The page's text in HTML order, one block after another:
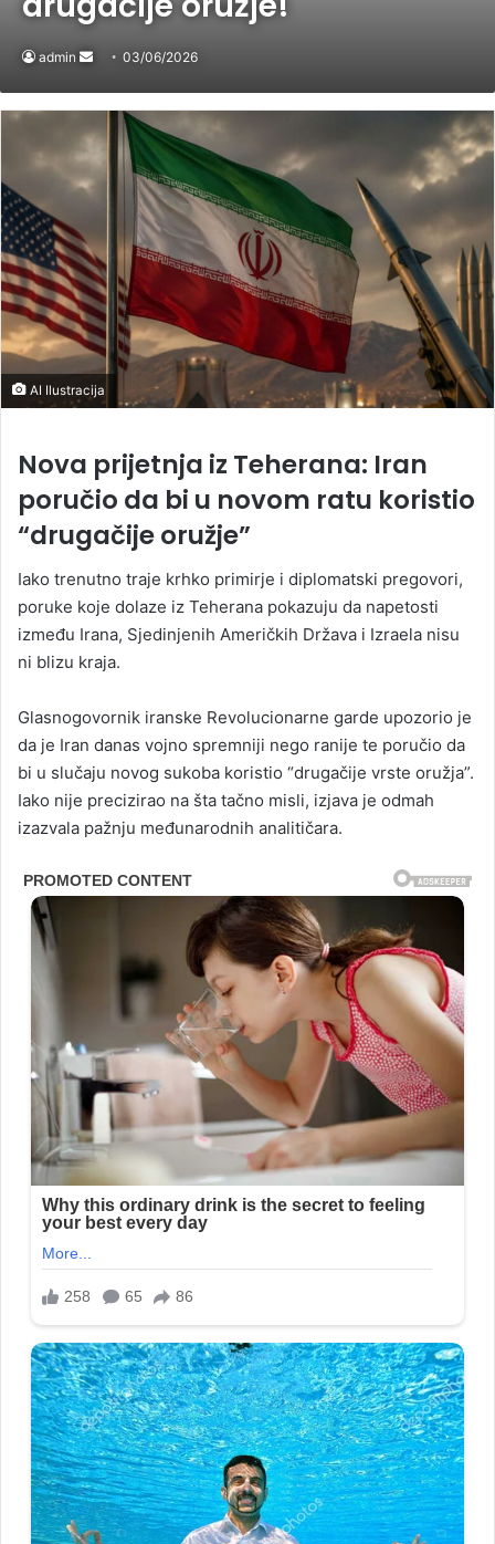
admin
Send
email
03/06/2026
AI Ilustracija
Nova prijetnja iz Teherana: Iran
poručio da bi u novom ratu koristio
“drugačije oružje”
Iako trenutno traje krhko primirje i diplomatski pregovori,
poruke koje dolaze iz Teherana pokazuju da napetosti
između Irana, Sjedinjenih Američkih Država i Izraela nisu
ni blizu kraja.
Glasnogovornik iranske Revolucionarne garde upozorio je
da je Iran danas vojno spremniji nego ranije te poručio da
bi u slučaju novog sukoba koristio “drugačije vrste oružja”.
Iako nije precizirao na šta tačno misli, izjava je odmah
izazvala pažnju međunarodnih analitičara.